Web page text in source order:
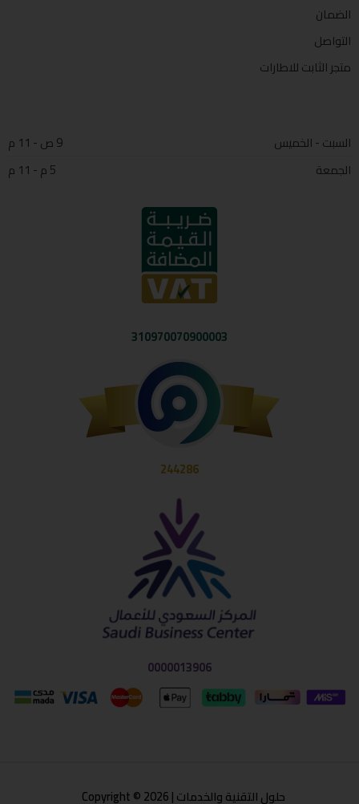
الضمان
التواصل
متجر الثابت للاطارات
السبت - الخميس
9 ص - 11 م
الجمعة
5 م - 11 م
310970070900003
244286
0000013906
حلول التقنية والخدمات | Copyright © 2026